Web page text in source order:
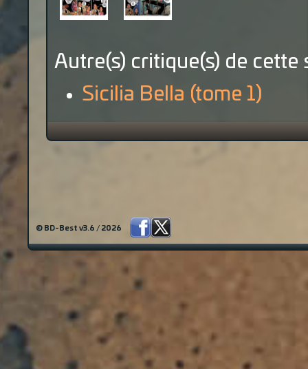
Autre(s) critique(s) de cette
Sicilia Bella (tome 1)
© BD-Best v3.6 / 2026